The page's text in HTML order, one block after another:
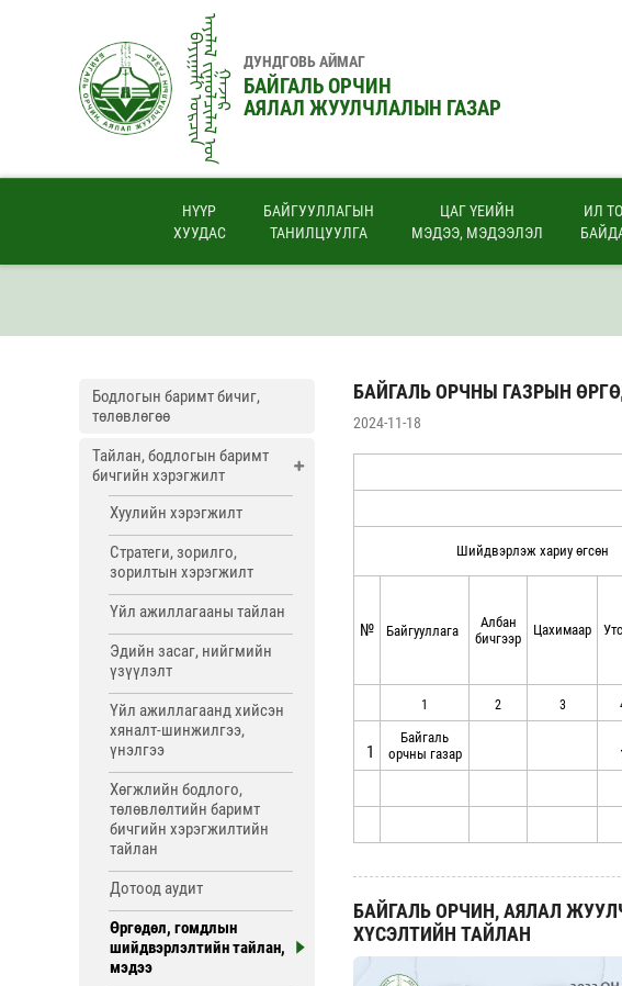
ᠪᠠᠶᠢᠭᠠᠯᠢ ᠣᠷᠴᠢᠨᠠᠶᠠᠯᠠᠯ ᠵᠢᠭᠤᠯᠴᠢᠯᠠᠯ ᠤ᠋ᠨᠭᠠᠵᠠᠷ
ДУНДГОВЬ АЙМАГ
БАЙГАЛЬ ОРЧИН
АЯЛАЛ ЖУУЛЧЛАЛЫН ГАЗАР
НҮҮР
ХУУДАС
БАЙГУУЛЛАГЫН
ТАНИЛЦУУЛГА
ЦАГ ҮЕИЙН
МЭДЭЭ, МЭДЭЭЛЭЛ
ИЛ
Бодлогын баримт бичиг,
төлөвлөгөө
Тайлан, бодлогын баримт
бичгийн хэрэгжилт
Хуулийн хэрэгжилт
Стратеги, зорилго,
зорилтын хэрэгжилт
Үйл ажиллагааны тайлан
Эдийн засаг, нийгмийн
үзүүлэлт
Үйл ажиллагаанд хийсэн
хяналт-шинжилгээ,
үнэлгээ
Хөгжлийн бодлого,
төлөвлөлтийн баримт
бичгийн хэрэгжилтийн
тайлан
Дотоод аудит
Өргөдөл, гомдлын
шийдвэрлэлтийн тайлан,
мэдээ
БАЙГАЛЬ ОРЧНЫ ГАЗРЫН
2024-11-18
Шийдвэрлэж хариу өгсөн
№ Байгууллага
Албан
бичгээр
Цахимаар
1 2 3
1
Байгаль
орчны газар
БАЙГАЛЬ ОРЧИН, АЯЛАЛ
ХҮСЭЛТИЙН ТАЙЛАН